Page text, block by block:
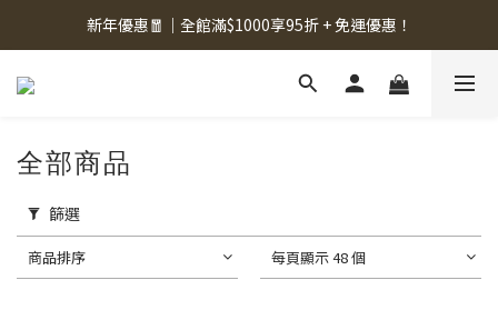
新年優惠🧧｜全館滿$1000享95折 + 免運優惠！
全部商品
篩選
商品排序 每頁顯示 48 個